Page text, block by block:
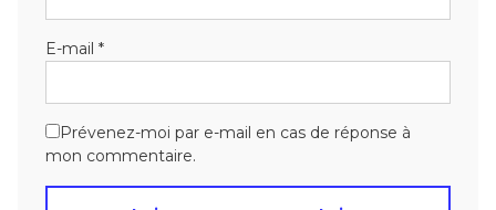
E-mail *
Prévenez-moi par e-mail en cas de réponse à
mon commentaire.